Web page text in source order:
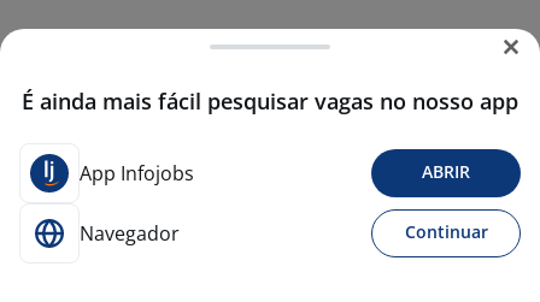
É ainda mais fácil pesquisar vagas no nosso app
App Infojobs ABRIR
Navegador Continuar